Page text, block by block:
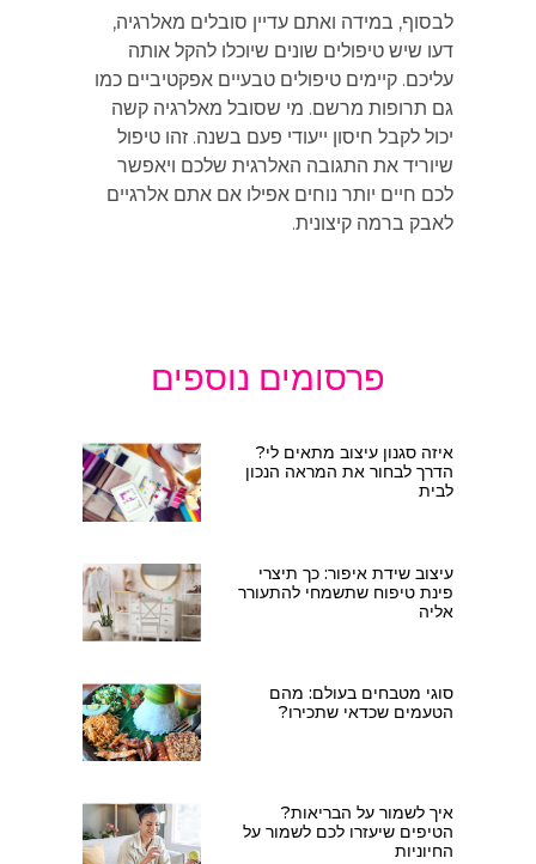
לבסוף, במידה ואתם עדיין סובלים מאלרגיה,
דעו שיש טיפולים שונים שיוכלו להקל אותה
עליכם. קיימים טיפולים טבעיים אפקטיביים כמו
גם תרופות מרשם. מי שסובל מאלרגיה קשה
יכול לקבל חיסון ייעודי פעם בשנה. זהו טיפול
שיוריד את התגובה האלרגית שלכם ויאפשר
לכם חיים יותר נוחים אפילו אם אתם אלרגיים
לאבק ברמה קיצונית.
פרסומים נוספים
איזה סגנון עיצוב מתאים לי?
הדרך לבחור את המראה הנכון
לבית
עיצוב שידת איפור: כך תיצרי
פינת טיפוח שתשמחי להתעורר
אליה
סוגי מטבחים בעולם: מהם
הטעמים שכדאי שתכירו?
איך לשמור על הבריאות?
הטיפים שיעזרו לכם לשמור על
החיוניות